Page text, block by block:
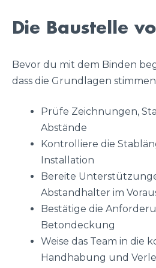
Die Baustelle
Bevor du mit dem Binden
dass die Grundlagen
Prüfe Zeichnungen,
Abstände
Kontrolliere die
Installation
Bereite
Abstandhalter im
Bestätige die
Betondeckung
Weise das Team in die
Handhabung und